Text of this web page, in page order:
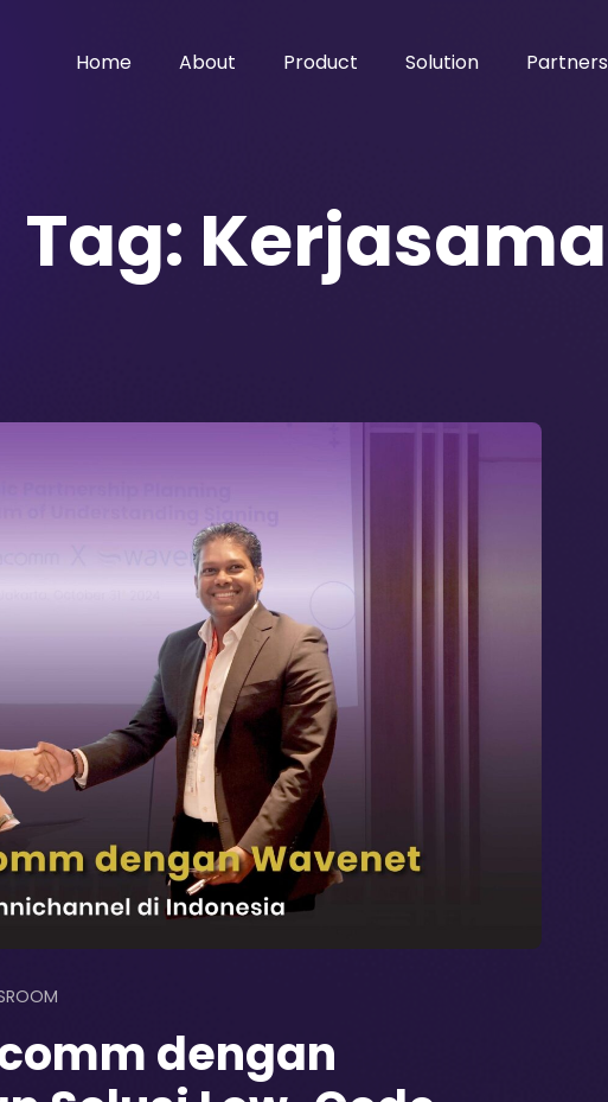
Home About Product Solution Partners
Tag: Kerjasama
dengan